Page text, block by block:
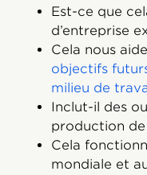
Est-ce que
d’entreprise
Cela nous
objectifs
milieu de
Inclut-il des
production
Cela
mondiale et